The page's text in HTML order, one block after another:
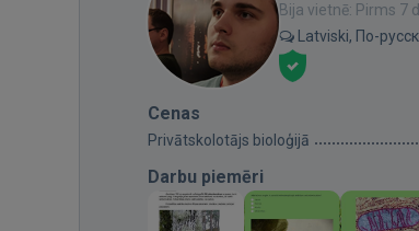
Bija vietnē: Pirms 7
Latviski, По-
Cenas
Privātskolotājs bioloģijā
Darbu piemēri